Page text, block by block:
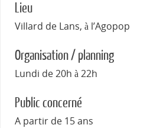
Lieu
Villard de Lans, à l’Agopop
Organisation / planning
Lundi de 20h à 22h
Public concerné
A partir de 15 ans